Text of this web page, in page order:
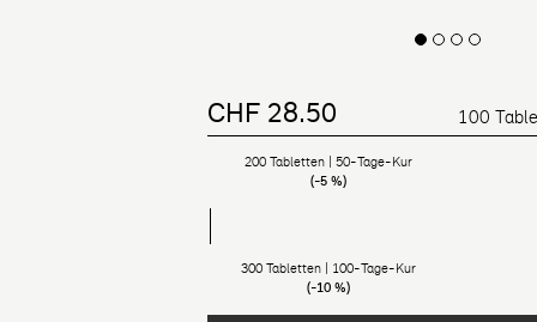
Regulärer Preis
Ermäßigter Preis
CHF 28.50 100
200 Tabletten | 50-Tage-Kur
(-5 %)
300 Tabletten | 100-Tage-Kur
(-10 %)